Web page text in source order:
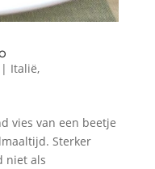
Italië,
vies van een beetje
Sterker
niet als